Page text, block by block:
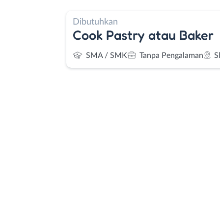
Dibutuhkan
Cook Pastry atau Baker
SMA / SMK Tanpa Pengalaman